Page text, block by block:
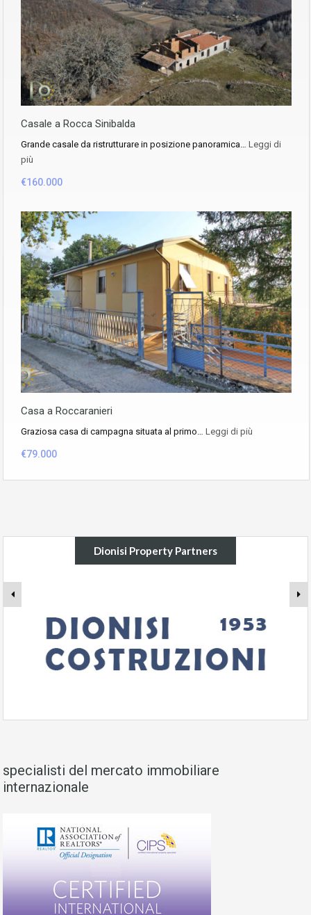
Casale a Rocca Sinibalda
Grande casale da ristrutturare in posizione panoramica… Leggi di
più
€160.000
Casa a Roccaranieri
Graziosa casa di campagna situata al primo… Leggi di più
€79.000
Dionisi Property Partners
specialisti del mercato immobiliare
internazionale